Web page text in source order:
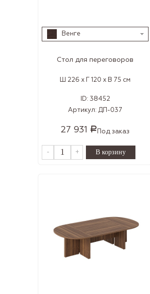
Венге
Стол для переговоров
Ш 226 x Г 120 x В 75 см
ID: 38452
Артикул: ДП-037
27 931 Р Под заказ
- +